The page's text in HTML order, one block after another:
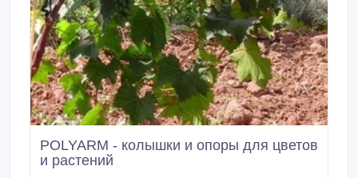
POLYARM - колышки и опоры для цветов
и растений